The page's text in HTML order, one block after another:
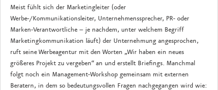
Meist fühlt sich der Marketingleiter (oder
Werbe-/Kommunikationsleiter, Unternehmenssprecher, PR- oder
Marken-Verantwortliche – je nachdem, unter welchem Begriff
Marketingkommunikation läuft) der Unternehmung angesprochen,
ruft seine Werbeagentur mit den Worten „Wir haben ein neues
größeres Projekt zu vergeben“ an und erstellt Briefings. Manchmal
folgt noch ein Management-Workshop gemeinsam mit externen
Beratern, in dem so bedeutungsvollen Fragen nachgegangen wird wie: